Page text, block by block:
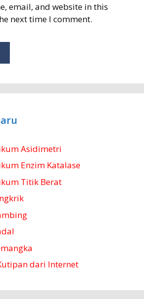
email, and website in this
next time I comment.
Asidimetri
Enzim Katalase
Titik Berat
dari Internet